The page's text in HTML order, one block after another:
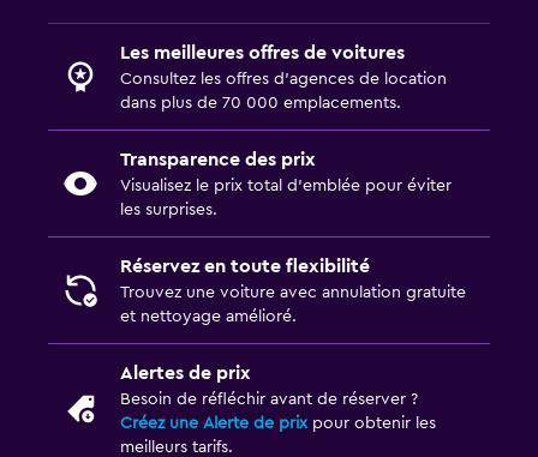
Les meilleures offres de voitures
Consultez les offres d’agences de location
dans plus de 70 000 emplacements.
Transparence des prix
Visualisez le prix total d’emblée pour éviter
les surprises.
Réservez en toute flexibilité
Trouvez une voiture avec annulation gratuite
et nettoyage amélioré.
Alertes de prix
Besoin de réfléchir avant de réserver ?
Créez une Alerte de prixpour obtenir les
meilleurs tarifs.